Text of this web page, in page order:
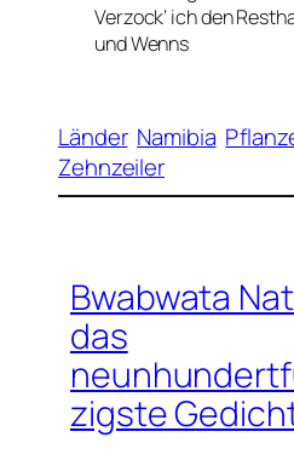
Verzock‘ ich den
und Wenns
Länder Namibia
Zehnzeiler
Bwabwata
das
zigste